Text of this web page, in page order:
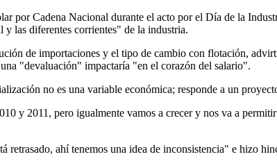
por Cadena Nacional durante el acto por el Día de la
las diferentes corrientes" de la industria.
de importaciones y el tipo de cambio con flotación,
"devaluación" impactaría "en el corazón del salario".
no es una variable económica; responde a un
y 2011, pero igualmente vamos a crecer y nos va a
retrasado, ahí tenemos una idea de inconsistencia" e hizo